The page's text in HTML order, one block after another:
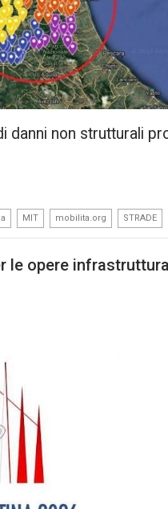
danni non strutturali
MIT mobilita.org STRADE
le opere